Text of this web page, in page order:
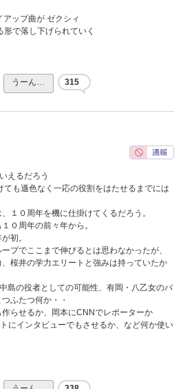
ップ曲が ゼクシィ
で落し下げられていく
うーん… 315
えるだろう
ても遜色なく一応の役割をはたせるまでには
１０周年を機に仕掛けてくるだろう。
０周年の前々年から。
初。
プでここまで伸びるとは思わなかったが、
桜井の学力エリートと強みは持っていたか
島の役者としての可能性、有岡・八乙女のバ
ふたつ何か・・
らせるか、岡本にCNNでレポーターか
にインタビューでもさせるか、など何か使い